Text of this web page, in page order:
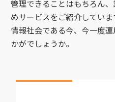
管理できることはもちろん
めサービスをご紹介していま
情報社会である今、今一度
かがでしょうか。